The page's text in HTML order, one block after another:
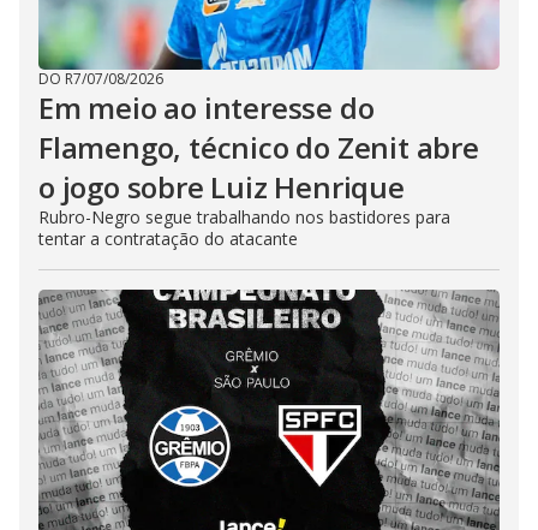
DO R7/07/08/2026
Em meio ao interesse do
Flamengo, técnico do Zenit abre
o jogo sobre Luiz Henrique
Rubro-Negro segue trabalhando nos bastidores para
tentar a contratação do atacante